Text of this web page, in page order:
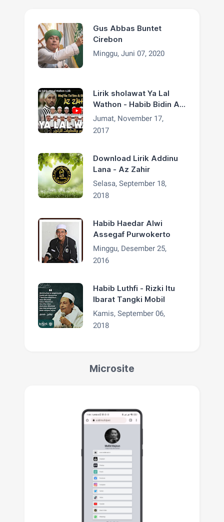
Gus Abbas Buntet
Cirebon
Minggu, Juni 07, 2020
Lirik sholawat Ya Lal
Wathon - Habib Bidin Az
Zahir
Jumat, November 17,
2017
Download Lirik Addinu
Lana - Az Zahir
Selasa, September 18,
2018
Habib Haedar Alwi
Assegaf Purwokerto
Minggu, Desember 25,
2016
Habib Luthfi - Rizki Itu
Ibarat Tangki Mobil
Kamis, September 06,
2018
Microsite